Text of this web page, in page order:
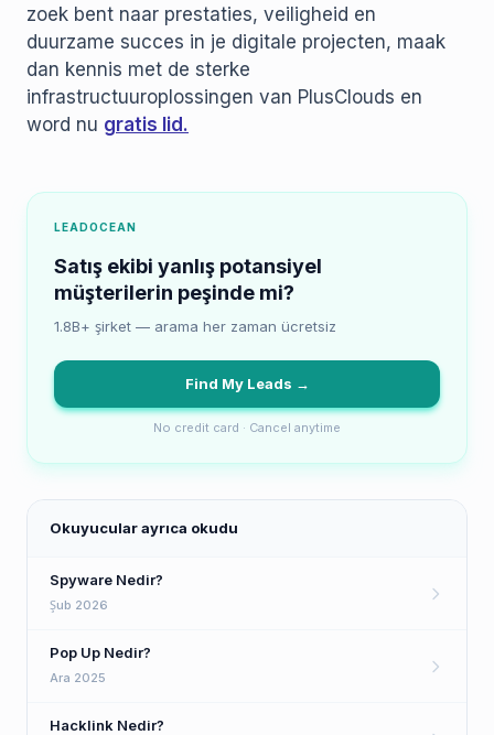
zoek bent naar prestaties, veiligheid en
duurzame succes in je digitale projecten, maak
dan kennis met de sterke
infrastructuuroplossingen van PlusClouds en
word nu gratis lid.
LEADOCEAN
Satış ekibi yanlış potansiyel
müşterilerin peşinde mi?
1.8B+ şirket — arama her zaman ücretsiz
Find My Leads →
No credit card · Cancel anytime
Okuyucular ayrıca okudu
Spyware Nedir?
Şub 2026
Pop Up Nedir?
Ara 2025
Hacklink Nedir?